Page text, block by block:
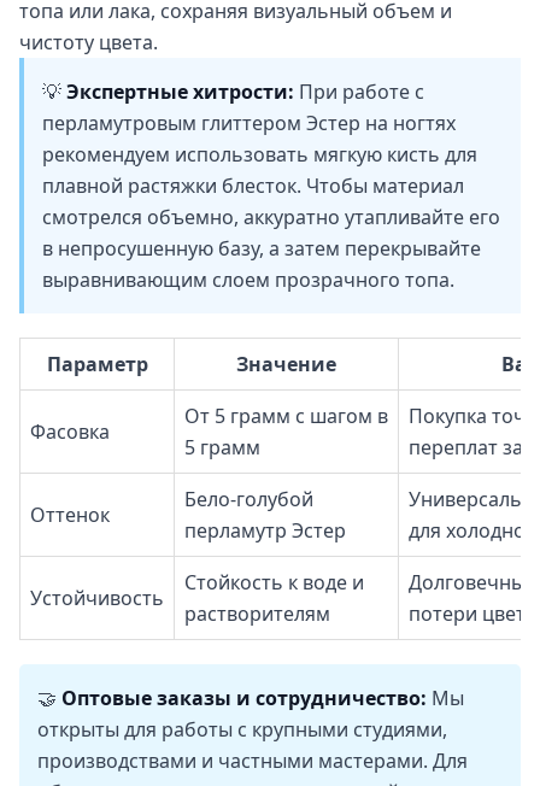
топа или лака, сохраняя визуальный объем и
чистоту цвета.
💡Экспертные хитрости: При работе с
перламутровым глиттером Эстер на ногтях
рекомендуем использовать мягкую кисть для
плавной растяжки блесток. Чтобы материал
смотрелся объемно, аккуратно утапливайте его
в непросушенную базу, а затем перекрывайте
выравнивающим слоем прозрачного топа.
Параметр Значение
Фасовка
От 5 грамм с шагом в
5 грамм
Покупка
переплат за
Оттенок
Бело-голубой
перламутр Эстер
для
Устойчивость
Стойкость к воде и
растворителям
Долговечный
потери цвета
🤝 Оптовые заказы и сотрудничество: Мы
открыты для работы с крупными студиями,
производствами и частными мастерами. Для